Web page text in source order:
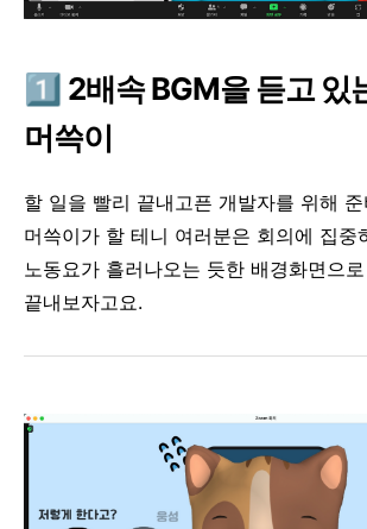
1️⃣ 2배속 BGM을 듣고 있
머쓱이
할 일을 빨리 끝내고픈 개발자를 위해
머쓱이가 할 테니 여러분은 회의에 집중
노동요가 흘러나오는 듯한 배경화면으
끝내보자고요.